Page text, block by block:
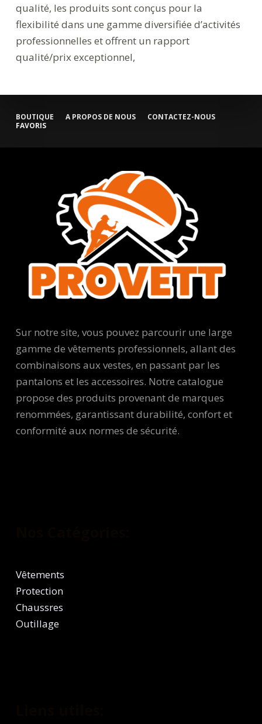
qualité, les produits sont conçus pour la
flexibilité dans une gamme diversifiée d’activités
professionnelles et offrent un rapport
qualité/prix exceptionnel,
BOUTIQUE A PROPOS DE NOUS
CONTACTEZ-NOUS
FAVORIS
Sur notre site, vous pouvez parcourir une large
gamme de vêtements professionnels, allant des
combinaisons aux vestes, en passant par les
pantalons et les accessoires. Notre catalogue
propose des produits provenant de marques
renommées, garantissant durabilité, confort et
conformité aux normes de sécurité.
Vêtements
Protection
Chaussres
Outillage